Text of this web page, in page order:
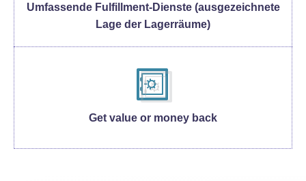
Umfassende Fulfillment-Dienste (ausgezeichnete
Lage der Lagerräume)
Get value or money back